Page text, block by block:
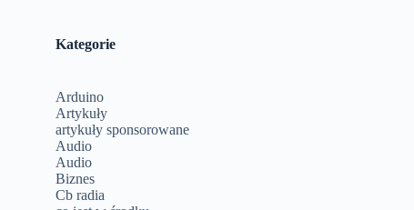
Kategorie
Arduino
Artykuły
artykuły sponsorowane
Audio
Audio
Biznes
Cb radia